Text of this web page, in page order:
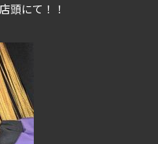
頭にて！！